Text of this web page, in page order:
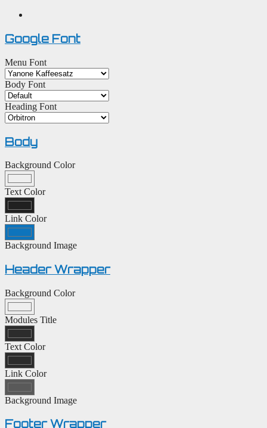
Google Font
Menu Font
Body Font
Heading Font
Body
Background Color
Text Color
Link Color
Background Image
Header Wrapper
Background Color
Modules Title
Text Color
Link Color
Background Image
Footer Wrapper